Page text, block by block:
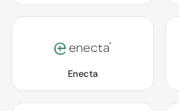
Enecta